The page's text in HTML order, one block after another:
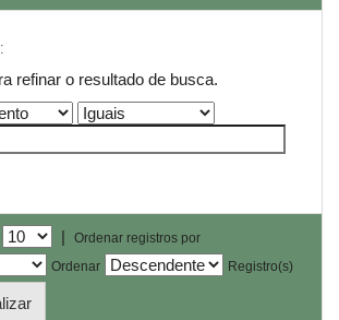
refinar o resultado de busca.
|
Ordenar registros por
Ordenar
Registro(s)